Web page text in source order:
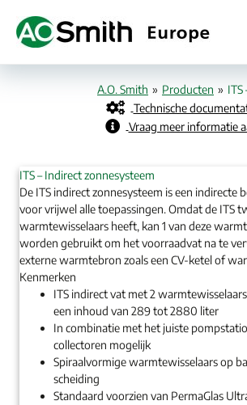
naar
A.O. Smith » Producten »
Technische
Vraag meer informatie
ITS – Indirect zonnesysteem
De ITS indirect zonnesysteem is een indirecte
voor vrijwel alle toepassingen. Omdat de ITS
warmtewisselaars heeft, kan 1 van deze
worden gebruikt om het voorraadvat na te
externe warmtebron zoals een CV-ketel of
Kenmerken
ITS indirect vat met 2
een inhoud van 289 tot 2880 liter
In combinatie met het juiste
collectoren mogelijk
Spiraalvormige warmtewisselaars op
scheiding
Standaard voorzien van PermaGlas